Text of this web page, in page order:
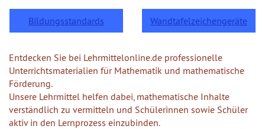
Bildungsstandards Wandtafelzeichengeräte
Entdecken Sie bei Lehrmittelonline.de professionelle
Unterrichtsmaterialien für Mathematik und mathematische
Förderung.
Unsere Lehrmittel helfen dabei, mathematische Inhalte
verständlich zu vermitteln und Schülerinnen sowie Schüler
aktiv in den Lernprozess einzubinden.